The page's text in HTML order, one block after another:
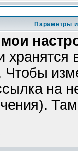
Параметры
Чтобы
на